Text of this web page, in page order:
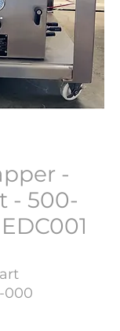
-
- 500-
000